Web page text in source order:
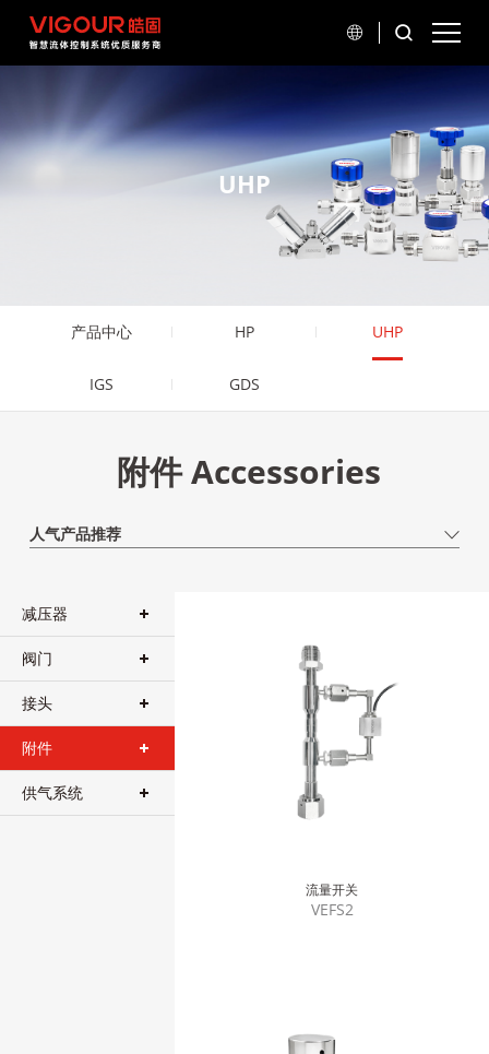
UHP
产品中心 HP UHP
IGS GDS
附件Accessories
人气产品推荐
减压器
阀门
接头
附件
供气系统
流量开关
VEFS2